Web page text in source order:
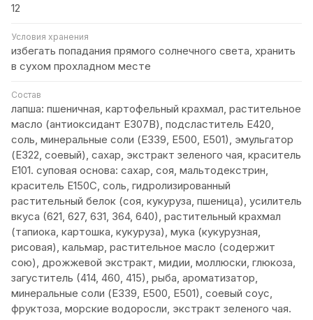
12
Условия хранения
избегать попадания прямого солнечного света, хранить
в сухом прохладном месте
Состав
лапша: пшеничная, картофельный крахмал, растительное
масло (антиоксидант Е307В), подсластитель Е420,
соль, минеральные соли (Е339, Е500, Е501), эмульгатор
(Е322, соевый), сахар, экстракт зеленого чая, краситель
Е101. суповая основа: сахар, соя, мальтодекстрин,
краситель Е150С, соль, гидролизированный
растительный белок (соя, кукуруза, пшеница), усилитель
вкуса (621, 627, 631, 364, 640), растительный крахмал
(тапиока, картошка, кукуруза), мука (кукурузная,
рисовая), кальмар, растительное масло (содержит
сою), дрожжевой экстракт, мидии, моллюски, глюкоза,
загуститель (414, 460, 415), рыба, ароматизатор,
минеральные соли (Е339, Е500, Е501), соевый соус,
фруктоза, морские водоросли, экстракт зеленого чая.